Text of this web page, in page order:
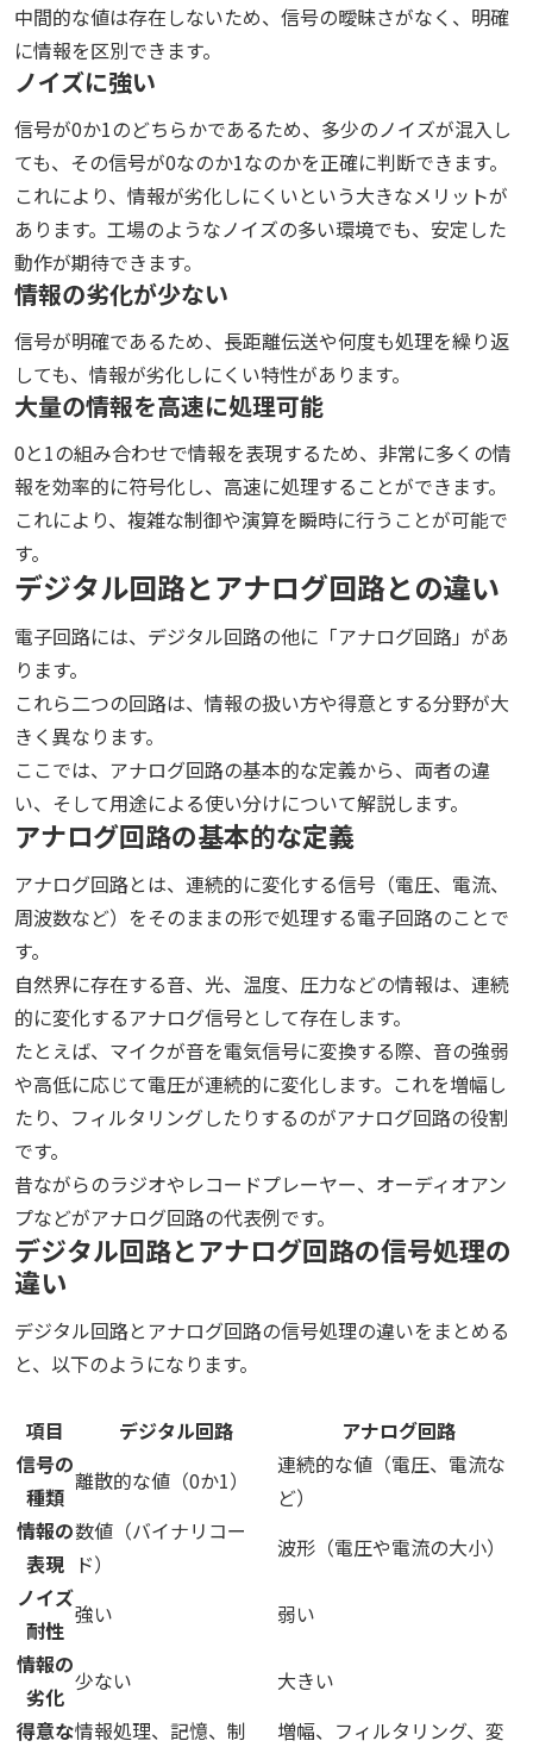
中間的な値は存在しないため、信号の曖昧さがなく、明確
に情報を区別できます。
ノイズに強い
信号が0か1のどちらかであるため、多少のノイズが混入し
ても、その信号が0なのか1なのかを正確に判断できます。
これにより、情報が劣化しにくいという大きなメリットが
あります。工場のようなノイズの多い環境でも、安定した
動作が期待できます。
情報の劣化が少ない
信号が明確であるため、長距離伝送や何度も処理を繰り返
しても、情報が劣化しにくい特性があります。
大量の情報を高速に処理可能
0と1の組み合わせで情報を表現するため、非常に多くの情
報を効率的に符号化し、高速に処理することができます。
これにより、複雑な制御や演算を瞬時に行うことが可能で
す。
デジタル回路とアナログ回路との違い
電子回路には、デジタル回路の他に「アナログ回路」があ
ります。
これら二つの回路は、情報の扱い方や得意とする分野が大
きく異なります。
ここでは、アナログ回路の基本的な定義から、両者の違
い、そして用途による使い分けについて解説します。
アナログ回路の基本的な定義
アナログ回路とは、連続的に変化する信号（電圧、電流、
周波数など）をそのままの形で処理する電子回路のことで
す。
自然界に存在する音、光、温度、圧力などの情報は、連続
的に変化するアナログ信号として存在します。
たとえば、マイクが音を電気信号に変換する際、音の強弱
や高低に応じて電圧が連続的に変化します。これを増幅し
たり、フィルタリングしたりするのがアナログ回路の役割
です。
昔ながらのラジオやレコードプレーヤー、オーディオアン
プなどがアナログ回路の代表例です。
デジタル回路とアナログ回路の信号処理の
違い
デジタル回路とアナログ回路の信号処理の違いをまとめる
と、以下のようになります。
項目 デジタル回路
アナログ回路
信号の
種類
離散的な値（0か1）
連続的な値（電圧、電流な
ど）
情報の
表現
数値（バイナリコー
ド）
波形（電圧や電流の大小）
ノイズ
耐性
強い
弱い
情報の
劣化
少ない
大きい
得意な情報処理、記憶、制
増幅、フィルタリング、変